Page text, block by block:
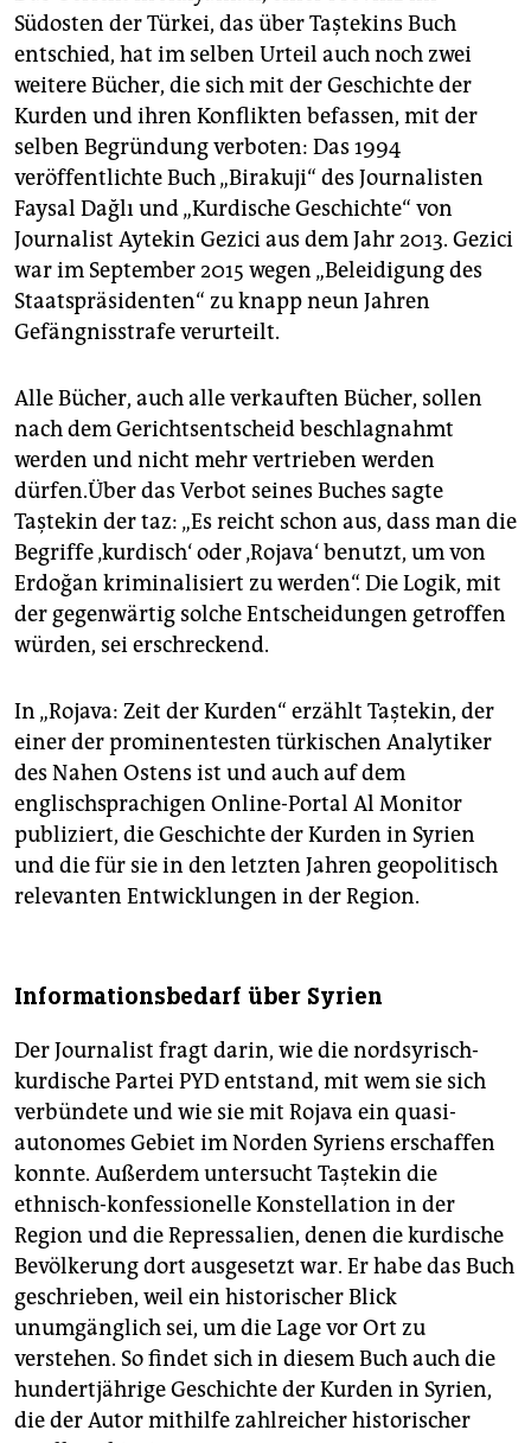
Südosten der Türkei, das über Taştekins Buch
entschied, hat im selben Urteil auch noch zwei
weitere Bücher, die sich mit der Geschichte der
Kurden und ihren Konflikten befassen, mit der
selben Begründung verboten: Das 1994
veröffentlichte Buch „Birakuji“ des Journalisten
Faysal Dağlı und „Kurdische Geschichte“ von
Journalist Aytekin Gezici aus dem Jahr 2013. Gezici
war im September 2015 wegen „Beleidigung des
Staatspräsidenten“ zu knapp neun Jahren
Gefängnisstrafe verurteilt.
Alle Bücher, auch alle verkauften Bücher, sollen
nach dem Gerichtsentscheid beschlagnahmt
werden und nicht mehr vertrieben werden
dürfen.Über das Verbot seines Buches sagte
Taştekin der taz: „Es reicht schon aus, dass man die
Begriffe ‚kurdisch‘ oder ‚Rojava‘ benutzt, um von
Erdoğan kriminalisiert zu werden“. Die Logik, mit
der gegenwärtig solche Entscheidungen getroffen
würden, sei erschreckend.
In „Rojava: Zeit der Kurden“ erzählt Taştekin, der
einer der prominentesten türkischen Analytiker
des Nahen Ostens ist und auch auf dem
englischsprachigen Online-Portal Al Monitor
publiziert, die Geschichte der Kurden in Syrien
und die für sie in den letzten Jahren geopolitisch
relevanten Entwicklungen in der Region.
Informationsbedarf über Syrien
Der Journalist fragt darin, wie die nordsyrisch-
kurdische Partei PYD entstand, mit wem sie sich
verbündete und wie sie mit Rojava ein quasi-
autonomes Gebiet im Norden Syriens erschaffen
konnte. Außerdem untersucht Taştekin die
ethnisch-konfessionelle Konstellation in der
Region und die Repressalien, denen die kurdische
Bevölkerung dort ausgesetzt war. Er habe das Buch
geschrieben, weil ein historischer Blick
unumgänglich sei, um die Lage vor Ort zu
verstehen. So findet sich in diesem Buch auch die
hundertjährige Geschichte der Kurden in Syrien,
die der Autor mithilfe zahlreicher historischer